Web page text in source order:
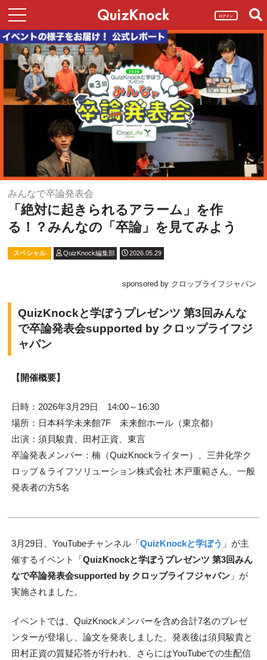
ログイン
みんなで卒論発表会
「絶対に起きられるアラーム」を作
る！？みんなの「卒論」を見てみよう
スペシャル QuizKnock編集部 2026.05.29
sponsored by クロップライフジャパン
QuizKnockと学ぼうプレゼンツ 第3回みんな
で卒論発表会supported by クロップライフジ
ャパン
【開催概要】
日時：2026年3月29日 14:00～16:30
場所：日本科学未来館7F 未来館ホール（東京都）
出演：須貝駿貴、田村正資、東言
卒論発表メンバー：楠（QuizKnockライター）、三井化学ク
ロップ＆ライフソリューション株式会社 木戸重範さん、一般
発表者の方5名
3月29日、YouTubeチャンネル「QuizKnockと学ぼう 」が主
催するイベント「QuizKnockと学ぼうプレゼンツ 第3回みん
なで卒論発表会supported by クロップライフジャパン」が
実施されました。
イベントでは、QuizKnockメンバーを含め合計7名のプレゼ
ンターが登場し、論文を発表しました。発表後は須貝駿貴と
田村正資の質疑応答が行われ、さらにはYouTubeでの生配信